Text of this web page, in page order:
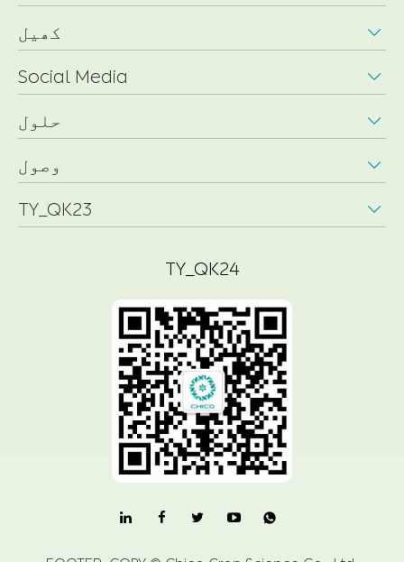
کھیل 
Social Media 
حلول 
وصول 
TY_QK23 
TY_QK24
